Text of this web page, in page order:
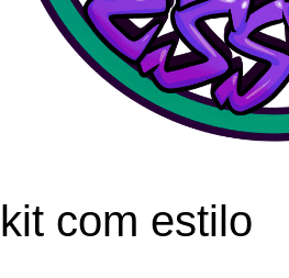
kit com estilo